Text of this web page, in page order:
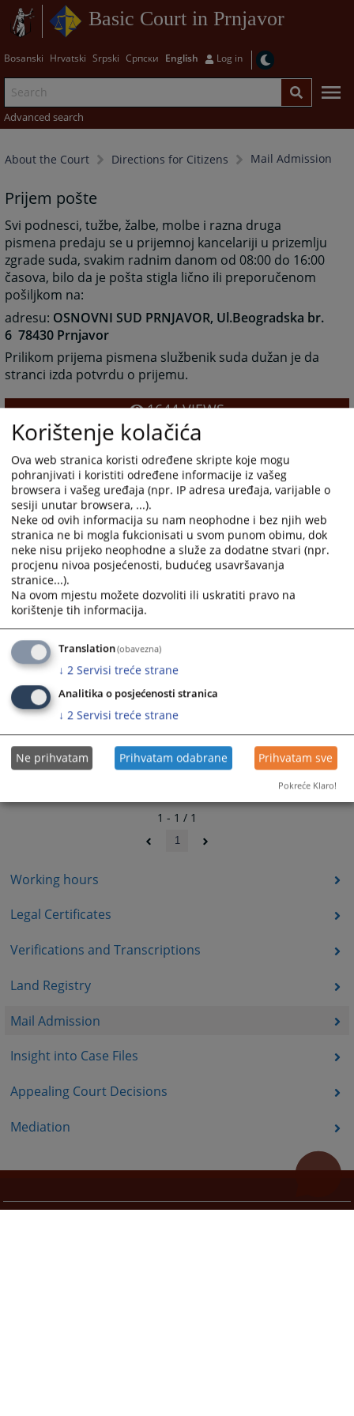
Basic Court in Prnjavor
Bosanski Hrvatski Srpski Српски English Log in
Advanced search
About the Court Directions for Citizens Mail Admission
Working hours
Legal Certificates
Verifications and Transcriptions
Land Registry
Mail Admission
Insight into Case Files
Appealing Court Decisions
Mediation
Prijem pošte
Svi podnesci, tužbe, žalbe, molbe i razna druga
pismena predaju se u prijemnoj kancelariji u prizemlju
zgrade suda, svakim radnim danom od 08:00 do 16:00
časova, bilo da je pošta stigla lično ili preporučenom
pošiljkom na:
adresu: OSNOVNI SUD PRNJAVOR, Ul.Beogradska br.
6 78430 Prnjavor
Prilikom prijema pismena službenik suda dužan je da
stranci izda potvrdu o prijemu.
1644VIEWS
1 - 1 / 1
1
Korištenje kolačića
Ova web stranica koristi određene skripte koje mogu
pohranjivati i koristiti određene informacije iz vašeg
browsera i vašeg uređaja (npr. IP adresa uređaja, varijable o
sesiji unutar browsera, ...).
Neke od ovih informacija su nam neophodne i bez njih web
stranica ne bi mogla fukcionisati u svom punom obimu, dok
neke nisu prijeko neophodne a služe za dodatne stvari (npr.
procjenu nivoa posjećenosti, budućeg usavršavanja
stranice...).
Na ovom mjestu možete dozvoliti ili uskratiti pravo na
korištenje tih informacija.
Translation(obavezna)
↓ 2 Servisi treće strane
Analitika o posjećenosti stranica
↓ 2 Servisi treće strane
Ne prihvatam Prihvatam odabrane Prihvatam sve
Pokreće Klaro!